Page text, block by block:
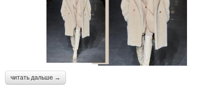
читать дальше →